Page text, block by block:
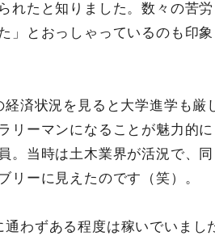
れたと知りました。数々の苦労
」とおっしゃっているのも印象
済状況を見ると大学進学も厳
リーマンになることが魅力的に
。当時は土木業界が活況で、同
リーに見えたのです（笑）。
わずある程度は稼いでいまし